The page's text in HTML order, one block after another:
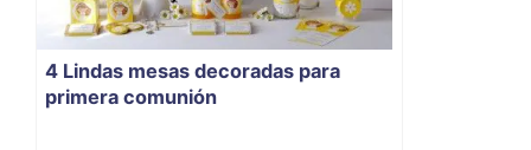
4 Lindas mesas decoradas para
primera comunión